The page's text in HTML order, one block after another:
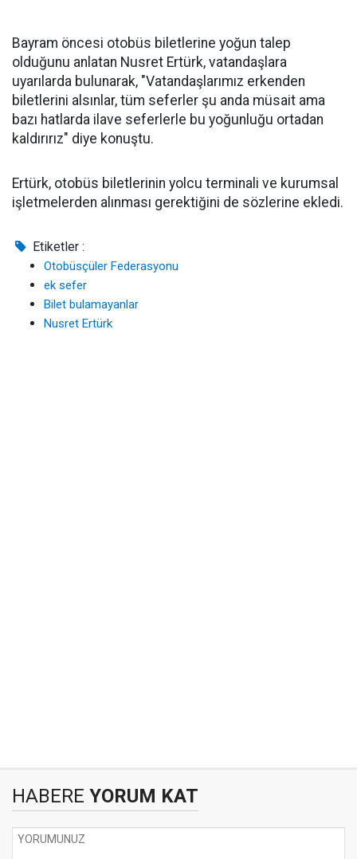
Bayram öncesi otobüs biletlerine yoğun talep
olduğunu anlatan Nusret Ertürk, vatandaşlara
uyarılarda bulunarak, "Vatandaşlarımız erkenden
biletlerini alsınlar, tüm seferler şu anda müsait ama
bazı hatlarda ilave seferlerle bu yoğunluğu ortadan
kaldırırız" diye konuştu.
Ertürk, otobüs biletlerinin yolcu terminali ve kurumsal
işletmelerden alınması gerektiğini de sözlerine ekledi.
Etiketler :
Otobüsçüler Federasyonu
ek sefer
Bilet bulamayanlar
Nusret Ertürk
HABERE YORUM KAT